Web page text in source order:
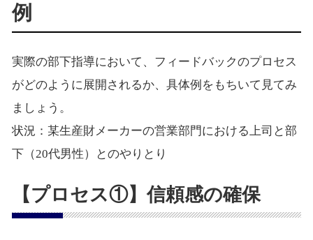
例
実際の部下指導において、フィードバックのプロセス
がどのように展開されるか、具体例をもちいて見てみ
ましょう。
状況：某生産財メーカーの営業部門における上司と部
下（20代男性）とのやりとり
【プロセス①】信頼感の確保